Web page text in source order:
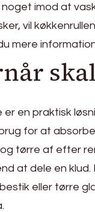
noget imod at
vil
mere
er en praktisk
for at
tørre af efter
at dele en
eller tørre